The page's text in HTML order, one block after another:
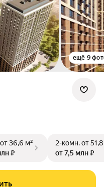
ещё 9
от 36,6 м²
₽
2-комн.от
от 7,5 млн ₽